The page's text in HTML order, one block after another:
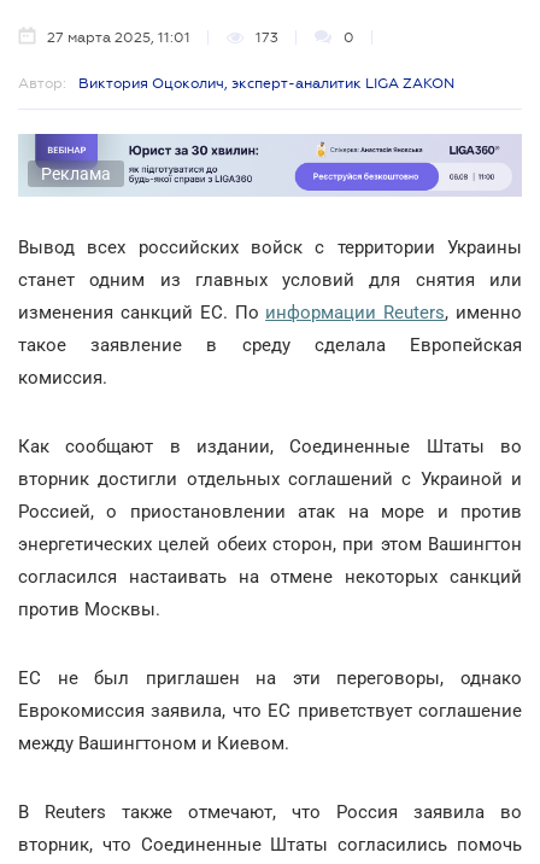
27 марта 2025, 11:01 173 0
Автор: Виктория Оцоколич, эксперт-аналитик LIGA ZAKON
Реклама
Вывод всех российских войск с территории Украины
станет одним из главных условий для снятия или
изменения санкций ЕС. По информации Reuters, именно
такое заявление в среду сделала Европейская
комиссия.
Как сообщают в издании, Соединенные Штаты во
вторник достигли отдельных соглашений с Украиной и
Россией, о приостановлении атак на море и против
энергетических целей обеих сторон, при этом Вашингтон
согласился настаивать на отмене некоторых санкций
против Москвы.
ЕС не был приглашен на эти переговоры, однако
Еврокомиссия заявила, что ЕС приветствует соглашение
между Вашингтоном и Киевом.
В Reuters также отмечают, что Россия заявила во
вторник, что Соединенные Штаты согласились помочь